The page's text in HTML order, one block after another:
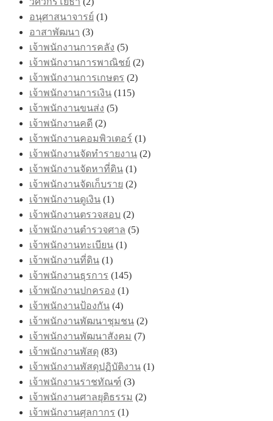
อนุศาสนาจารย์ (1)
อาสาพัฒนา (3)
เจ้าพนักงานการคลัง (5)
เจ้าพนักงานการพาณิชย์ (2)
เจ้าพนักงานการเกษตร (2)
เจ้าพนักงานการเงิน (115)
เจ้าพนักงานขนส่ง (5)
เจ้าพนักงานคดี (2)
เจ้าพนักงานคอมพิวเตอร์ (1)
เจ้าพนักงานจัดทำรายงาน (2)
เจ้าพนักงานจัดหาที่ดิน (1)
เจ้าพนักงานจัดเก็บราย (2)
เจ้าพนักงานดูเงิน (1)
เจ้าพนักงานตรวจสอบ (2)
เจ้าพนักงานตำรวจศาล (5)
เจ้าพนักงานทะเบียน (1)
เจ้าพนักงานที่ดิน (1)
เจ้าพนักงานธุรการ (145)
เจ้าพนักงานปกครอง (1)
เจ้าพนักงานป้องกัน (4)
เจ้าพนักงานพัฒนาชุมชน (2)
เจ้าพนักงานพัฒนาสังคม (7)
เจ้าพนักงานพัสดุ (83)
เจ้าพนักงานพัสดุปฏิบัติงาน (1)
เจ้าพนักงานราชทัณฑ์ (3)
เจ้าพนักงานศาลยุติธรรม (2)
เจ้าพนักงานศุลกากร (1)